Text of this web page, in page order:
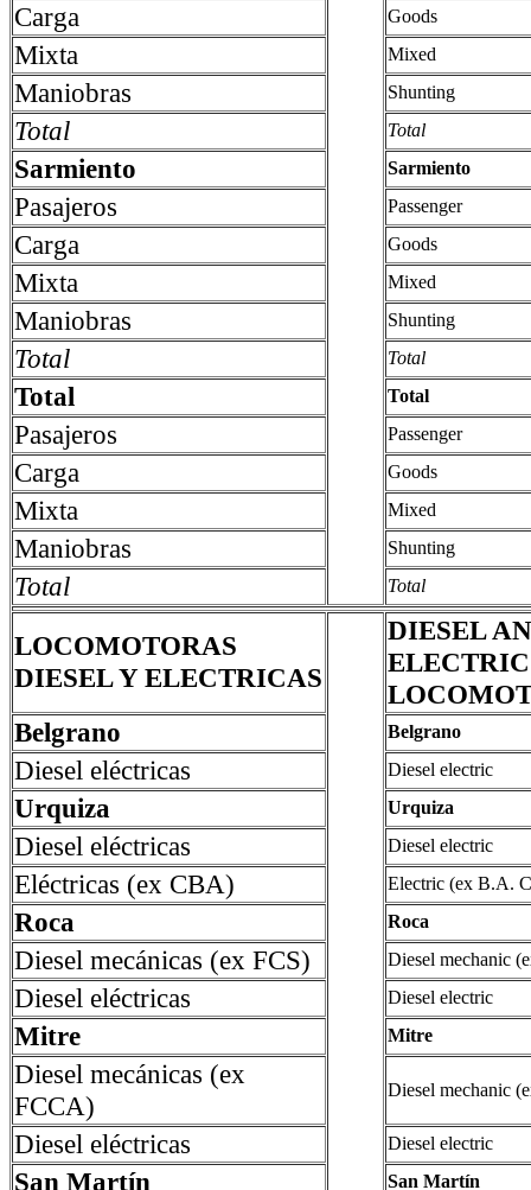
Carga Goods
Mixta Mixed
Maniobras Shunting
Total Total
Sarmiento Sarmiento
Pasajeros Passenger
Carga Goods
Mixta Mixed
Maniobras Shunting
Total Total
Total Total
Pasajeros Passenger
Carga Goods
Mixta Mixed
Maniobras Shunting
Total Total
LOCOMOTORAS
DIESEL Y ELECTRICAS
DIESEL
ELECTRIC
Belgrano
Belgrano
Diesel eléctricas Diesel electric
Urquiza Urquiza
Diesel eléctricas Diesel electric
Eléctricas (ex CBA) Electric (ex B.A.
Roca Roca
Diesel mecánicas (ex FCS) Diesel mechanic
Diesel eléctricas Diesel electric
Mitre Mitre
Diesel mecánicas (ex
FCCA)
Diesel mechanic
Diesel eléctricas Diesel electric
San Martín San Martín